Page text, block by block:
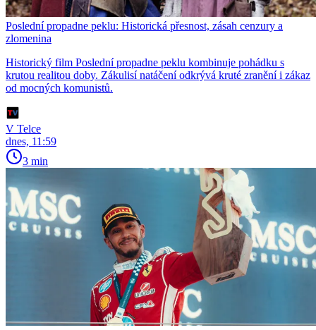
Poslední propadne peklu: Historická přesnost, zásah cenzury a
zlomenina
Historický film Poslední propadne peklu kombinuje pohádku s
krutou realitou doby. Zákulisí natáčení odkrývá kruté zranění i zákaz
od mocných komunistů.
V Telce
dnes, 11:59
3 min